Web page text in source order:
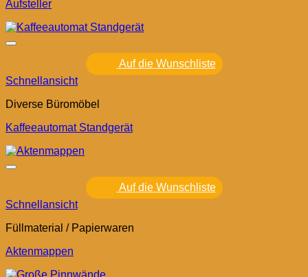
Aufsteller
Auf die Wunschliste
Schnellansicht
Diverse Büromöbel
Kaffeeautomat Standgerät
Auf die Wunschliste
Schnellansicht
Füllmaterial / Papierwaren
Aktenmappen